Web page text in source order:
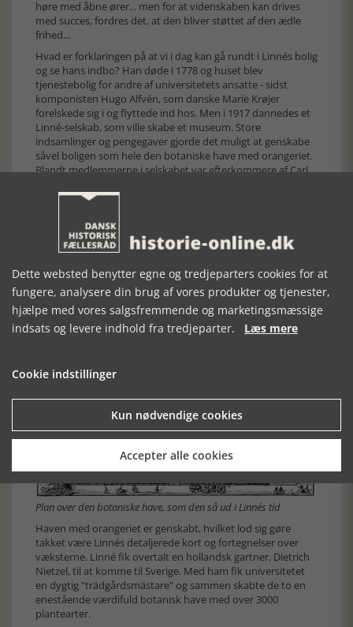
høre med åbne ører... men for at videnskaben kan drives
med succes, fordres det, at den bliver støttet af den ædle
frihed...
Hvad er forklaringen på at vi i dag kan gå rundt i Linnés bolig
og se hans indbo? Han døde i 1778 og huset blev
tjenestebolig for andre af universitetets ansatte - sidst
komponisten Hugo Alfvén, som danske Marie Krøjer
forelskede sig i og flyttede ind hos. Men i 1917 dannedes et
Linné-selskab, som ville skabe et museum. Store
indsamlinger og pengegaver gjorde det muligt at genskabe
såvel boligen som hele den botaniske have med orangeriet.
Blandt medlemmerne i selskabet var efterkommere af Carl
museum, som blev åbnet i 1937. Boopgørelsen efter Linnés
Da der var gået svamp i Marie Krøjers badeværelse blev
gulvet brækket op og her fandt man Linnés notesbog fra
pakke med frø, ituslået kinesisk porcelæn m.m. På det
seneste er rekonstruerede håndmalede tapeter opsat i fem
af rummene, en bemærkelsesværdig konserveringsfaglig
præstation.
Plan over den botaniske have, som den så ud i Linnés tid
Haven med orangeriet er genskabt, hvilket lod sig gøre
takket være Linnés detaljerede kort og fortegnelser over
væksterne. Linné fik overtalt en hollandsk gartner, Dietrich
Nietzel, til at komme til Sverige. Med ham fik universitetet
en dygtig "trädgårdsmästare" og sammen skabte de to en
enestående værdifuld botanisk have med over 3000
plantearter.
Dette websted benytter egne og tredjeparters cookies for at
fungere, analysere din brug af vores produkter og tjenester,
hjælpe med vores salgsfremmende og marketingsmæssige
indsats og levere indhold fra tredjeparter. Læs mere
Cookie indstillinger
Kun nødvendige cookies
Accepter alle cookies